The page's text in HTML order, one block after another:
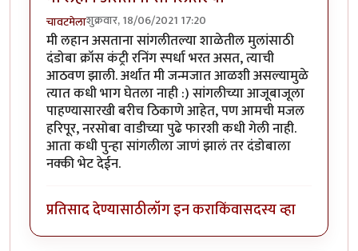
चावटमेलाशुक्रवार, 18/06/2021 17:20
मी लहान असताना सांगलीतल्या शाळेतील मुलांसाठी
दंडोबा क्रॉस कंट्री रनिंग स्पर्धा भरत असत, त्याची
आठवण झाली. अर्थात मी जन्मजात आळशी असल्यामुळे
त्यात कधी भाग घेतला नाही :) सांगलीच्या आजूबाजूला
पाहण्यासारखी बरीच ठिकाणे आहेत, पण आमची मजल
हरिपूर, नरसोबा वाडीच्या पुढे फारशी कधी गेली नाही.
आता कधी पुन्हा सांगलीला जाणं झालं तर दंडोबाला
नक्की भेट देईन.
प्रतिसाद देण्यासाठीलॉग इन कराकिंवासदस्य व्हा